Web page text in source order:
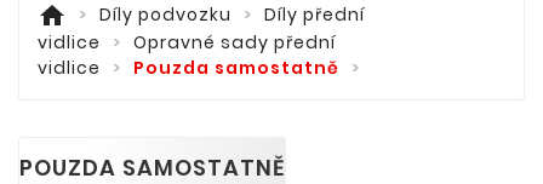
home Díly podvozku
Díly přední
vidlice
Opravné sady přední
vidlice
Pouzda samostatně
POUZDA SAMOSTATNĚ